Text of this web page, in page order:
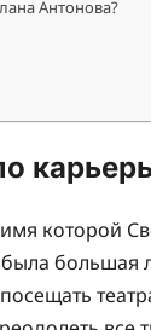
Антонова?
которой
большая